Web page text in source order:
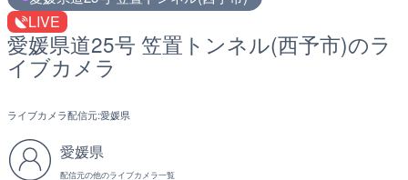
LIVE
愛媛県道25号 笠置トンネル(西予市)のラ
イブカメラ
ライブカメラ配信元:愛媛県
愛媛県
配信元の他のライブカメラ一覧